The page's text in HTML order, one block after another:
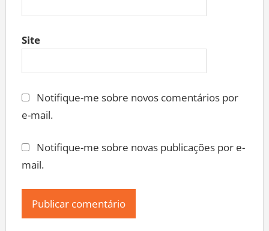
Site
Notifique-me sobre novos comentários por
e-mail.
Notifique-me sobre novas publicações por e-
mail.